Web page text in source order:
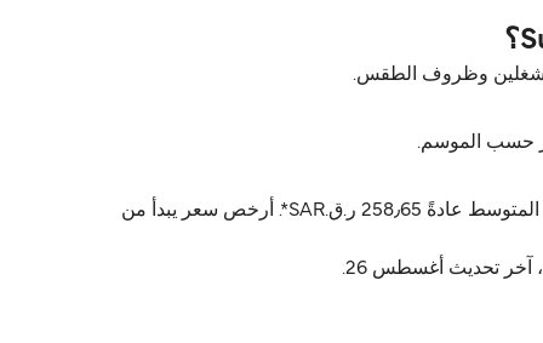
أسعار Koh Samui (Mae Nam Pier) Surat Thani (Tapee Pier) عادةً تتراوح بين 84٫62 ر.ق.‏SAR* و 520٫29 ر.ق.‏SAR*. السعر المتوسط عادةً 258٫65 ر.ق.‏SAR*. أرخص سعر يبدأ من